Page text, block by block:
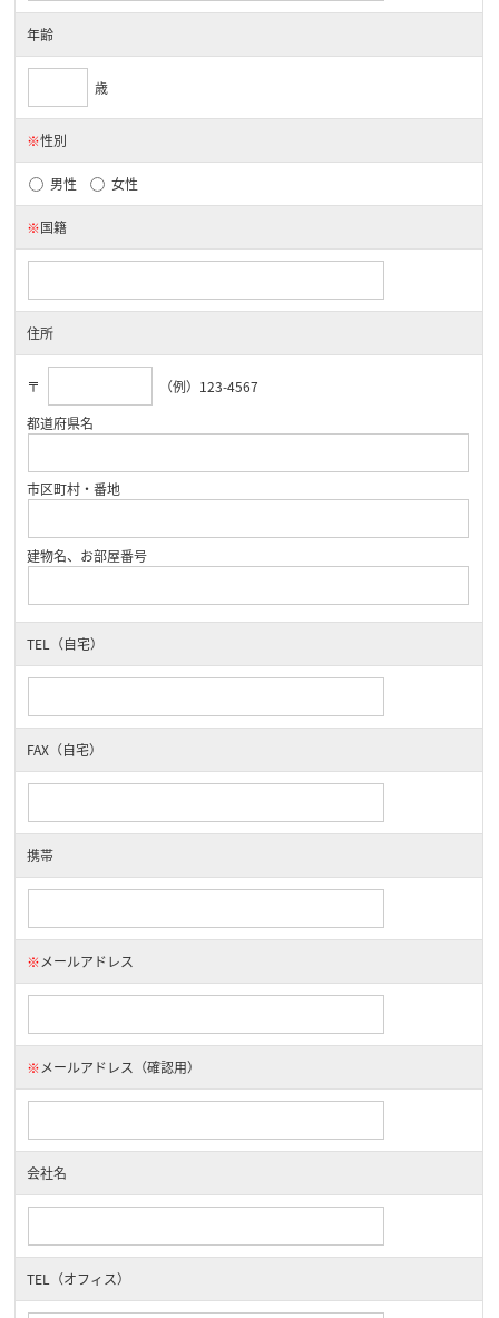
年齢
歳
※性別
男性 女性
※国籍
住所
〒
（例）123-4567
都道府県名
市区町村・番地
建物名、お部屋番号
TEL（自宅）
FAX（自宅）
携帯
※メールアドレス
※メールアドレス（確認用）
会社名
TEL（オフィス）